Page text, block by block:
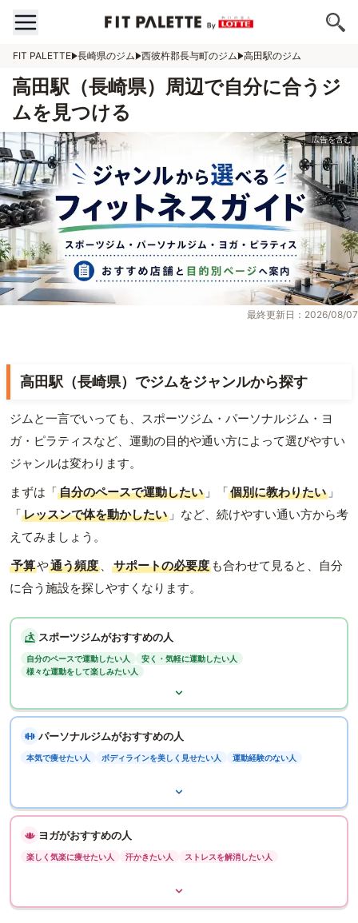
FIT PALETTE 長崎県のジム 西彼杵郡長与町のジム 高田駅のジム
高田駅（長崎県）周辺で自分に合うジ
ムを見つける
最終更新日：2026/08/07
高田駅（長崎県）でジムをジャンルから探す
ジムと一言でいっても、スポーツジム・パーソナルジム・ヨ
ガ・ピラティスなど、運動の目的や通い方によって選びやすい
ジャンルは変わります。
まずは「自分のペースで運動したい 」「個別に教わりたい 」
「レッスンで体を動かしたい 」など、続けやすい通い方から考
えてみましょう。
予算や通う頻度 、 サポートの必要度 も合わせて見ると、自分
に合う施設を探しやすくなります。
スポーツジムがおすすめの人
自分のペースで運動したい人
安く・気軽に運動したい人
様々な運動をして楽しみたい人
パーソナルジムがおすすめの人
本気で痩せたい人 ボディラインを美しく見せたい人 運動経験のない人
ヨガがおすすめの人
楽しく気楽に痩せたい人 汗かきたい人 ストレスを解消したい人